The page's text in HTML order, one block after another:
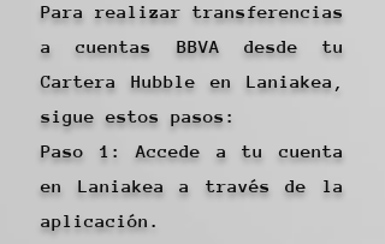
Para realizar transferencias
a cuentas BBVA desde tu
Cartera Hubble en Laniakea,
sigue estos pasos:
Paso 1: Accede a tu cuenta
en Laniakea a través de la
aplicación.